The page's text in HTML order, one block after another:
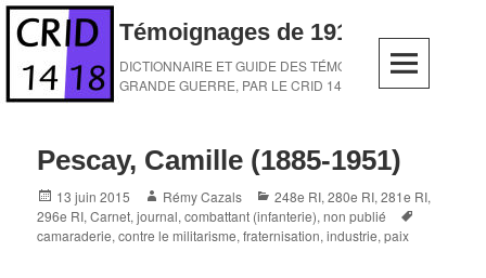
Skip
content
Témoignages de 1914-1918
DICTIONNAIRE ET GUIDE DES TÉMOINS DE LA
GRANDE GUERRE, PAR LE CRID 14-18
Pescay, Camille (1885-1951)
Posted
on
13 juin 2015 Author
Rémy Cazals Categories
248e RI,280e RI,281e RI,
296e RI,Carnet, journal,combattant (infanterie),non publié
camaraderie,contre le militarisme,fraternisation,industrie,paix